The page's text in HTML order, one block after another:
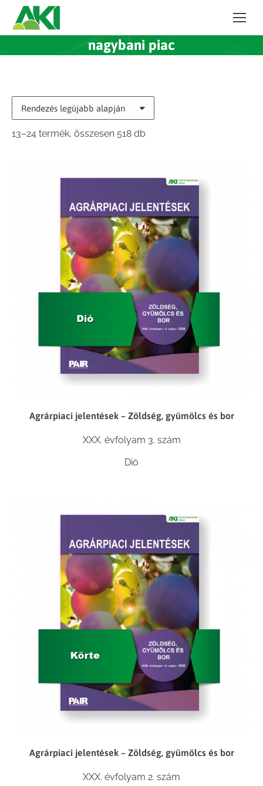
nagybani piac
13–24 termék, összesen 518 dbSorted
Agrárpiaci jelentések – Zöldség, gyümölcs és bor
XXX. évfolyam 3. szám
Dió
Agrárpiaci jelentések – Zöldség, gyümölcs és bor
XXX. évfolyam 2. szám